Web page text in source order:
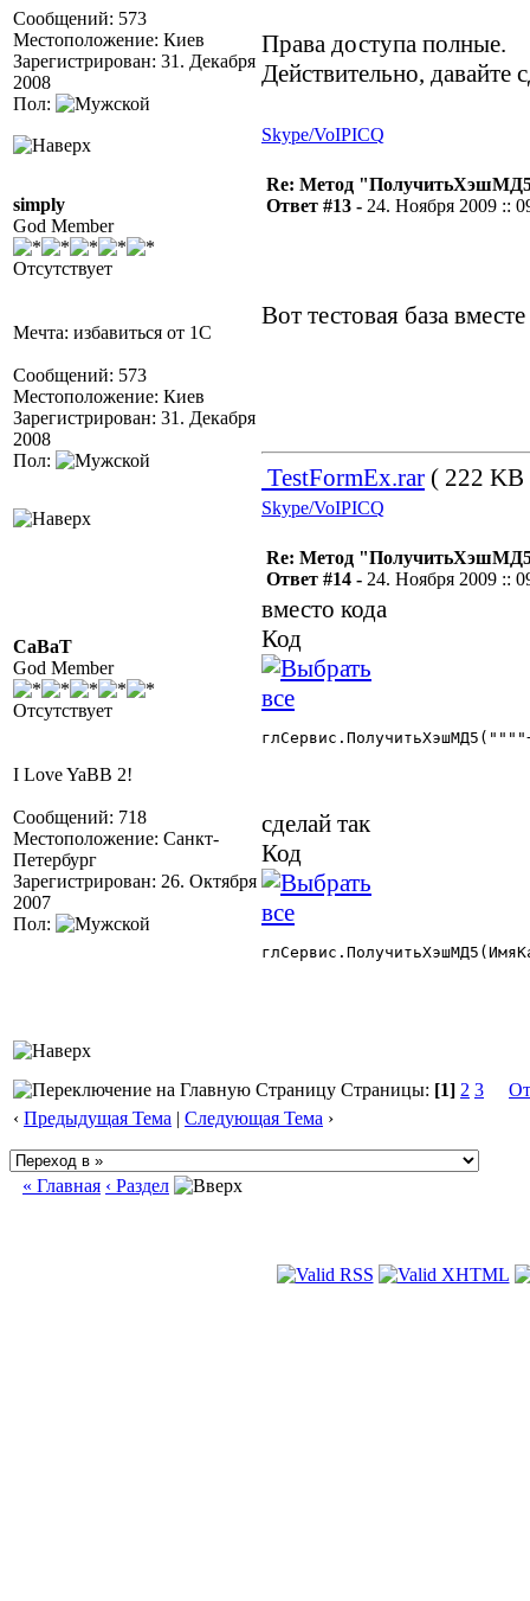
Сообщений: 573
Местоположение: Киев
Зарегистрирован: 31. Декабря
2008
Пол:
Права доступа полные.
Действительно, давайте
Skype/VoIPICQ
simply
God Member
Отсутствует
Мечта: избавиться от 1С
Сообщений: 573
Местоположение: Киев
Зарегистрирован: 31. Декабря
2008
Пол:
Re: Метод
Ответ #13 - 24. Ноября 2009 ::
Вот тестовая база
TestFormEx.rar ( 222 KB
Skype/VoIPICQ
CaBaT
God Member
Отсутствует
I Love YaBB 2!
Сообщений: 718
Местоположение: Санкт-
Петербург
Зарегистрирован: 26. Октября
2007
Пол:
Re: Метод
Ответ #14 - 24. Ноября 2009 ::
вместо кода
Код
сделай так
Код
Страницы: [1] 2 3
‹ Предыдущая Тема | Следующая Тема ›
« Главная ‹ Раздел